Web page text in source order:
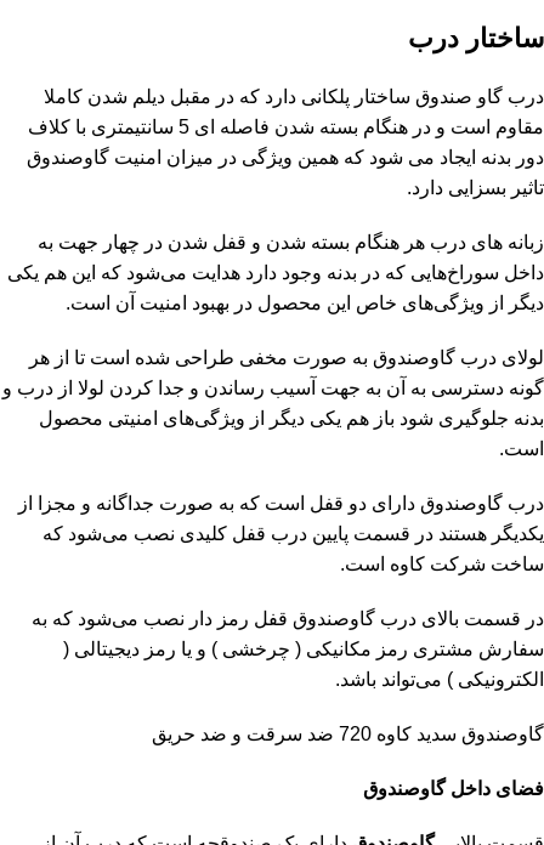
ساختار درب
درب گاو صندوق ساختار پلکانی دارد که در مقبل دیلم شدن کاملا
مقاوم است و در هنگام بسته شدن فاصله ای 5 سانتیمتری با کلاف
دور بدنه ایجاد می شود که همین ویژگی در میزان امنیت گاوصندوق
تاثیر بسزایی دارد.
زبانه های درب هر هنگام بسته شدن و قفل شدن در چهار جهت به
داخل سوراخ‌هایی که در بدنه وجود دارد هدایت می‌شود که این هم یکی
دیگر از ویژگی‌های خاص این محصول در بهبود امنیت آن است.
لولای درب گاوصندوق به صورت مخفی طراحی شده است تا از هر
گونه دسترسی به آن به جهت آسیب رساندن و جدا کردن لولا از درب و
بدنه جلوگیری شود باز هم یکی دیگر از ویژگی‌های امنیتی محصول
است.
درب گاوصندوق دارای دو قفل است که به صورت جداگانه و مجزا از
یکدیگر هستند در قسمت پایین درب قفل کلیدی نصب می‌شود که
ساخت شرکت کاوه است.
در قسمت بالای درب گاوصندوق قفل رمز دار نصب می‌شود که به
سفارش مشتری رمز مکانیکی ( چرخشی ) و یا رمز دیجیتالی (
الکترونیکی ) می‌تواند باشد.
گاوصندوق سدید کاوه 720 ضد سرقت و ضد حریق
فضای داخل گاوصندوق